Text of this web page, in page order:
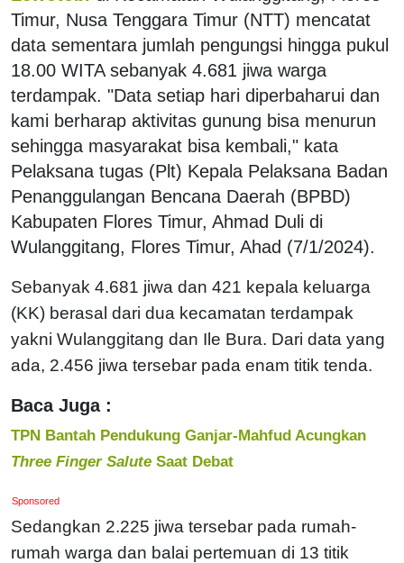
Timur, Nusa Tenggara Timur (NTT) mencatat
data sementara jumlah pengungsi hingga pukul
18.00 WITA sebanyak 4.681 jiwa warga
terdampak. "Data setiap hari diperbaharui dan
kami berharap aktivitas gunung bisa menurun
sehingga masyarakat bisa kembali," kata
Pelaksana tugas (Plt) Kepala Pelaksana Badan
Penanggulangan Bencana Daerah (BPBD)
Kabupaten Flores Timur, Ahmad Duli di
Wulanggitang, Flores Timur, Ahad (7/1/2024).
Sebanyak 4.681 jiwa dan 421 kepala keluarga
(KK) berasal dari dua kecamatan terdampak
yakni Wulanggitang dan Ile Bura. Dari data yang
ada, 2.456 jiwa tersebar pada enam titik tenda.
Baca Juga :
TPN Bantah Pendukung Ganjar-Mahfud Acungkan
Three Finger Salute Saat Debat
Sponsored
Sedangkan 2.225 jiwa tersebar pada rumah-
rumah warga dan balai pertemuan di 13 titik